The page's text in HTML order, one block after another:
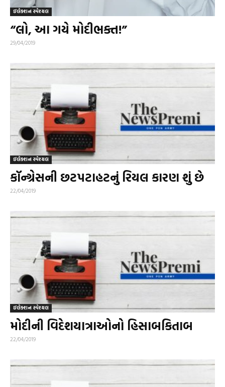
ઇલેક્શન સ્પેશ્યલ
“લો, આ ગયે મોદીભક્ત!”
29/04/2019
ઇલેક્શન સ્પેશ્યલ
કૉન્ગ્રેસની છટપટાહટનું રિયલ કારણ શું છે
22/04/2019
ઇલેક્શન સ્પેશ્યલ
મોદીની વિદેશયાત્રાઓનો હિસાબકિતાબ
22/04/2019